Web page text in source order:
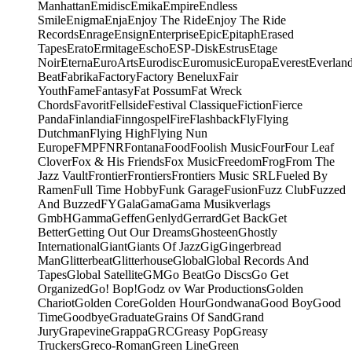
ManhattanEmidiscEmikaEmpireEndless
SmileEnigmaEnjaEnjoy The RideEnjoy The Ride
RecordsEnrageEnsignEnterpriseEpicEpitaphErased
TapesEratoErmitageEschoESP-DiskEstrusEtage
NoirEternaEuroArtsEurodiscEuromusicEuropaEverest
BeatFabrikaFactoryFactory BeneluxFair
YouthFameFantasyFat PossumFat Wreck
ChordsFavoritFellsideFestival ClassiqueFictionFierce
PandaFinlandiaFinngospelFireFlashbackFlyFlying
DutchmanFlying HighFlying Nun
EuropeFMPFNRFontanaFoodFoolish MusicFourFour Leaf
CloverFox & His FriendsFox MusicFreedomFrogFrom The
Jazz VaultFrontierFrontiersFrontiers Music SRLFueled By
RamenFull Time HobbyFunk GarageFusionFuzz ClubFuzzed
And BuzzedFYGalaGamaGama Musikverlags
GmbHGammaGeffenGenlydGerrardGet BackGet
BetterGetting Out Our DreamsGhosteenGhostly
InternationalGiantGiants Of JazzGigGingerbread
ManGlitterbeatGlitterhouseGlobalGlobal Records And
TapesGlobal SatelliteGMGo BeatGo DiscsGo Get
OrganizedGo! Bop!Godz ov War ProductionsGolden
ChariotGolden CoreGolden HourGondwanaGood BoyGood
TimeGoodbyeGraduateGrains Of SandGrand
JuryGrapevineGrappaGRCGreasy PopGreasy
TruckersGreco-RomanGreen LineGreen